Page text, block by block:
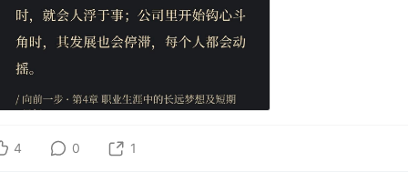
4 0 1